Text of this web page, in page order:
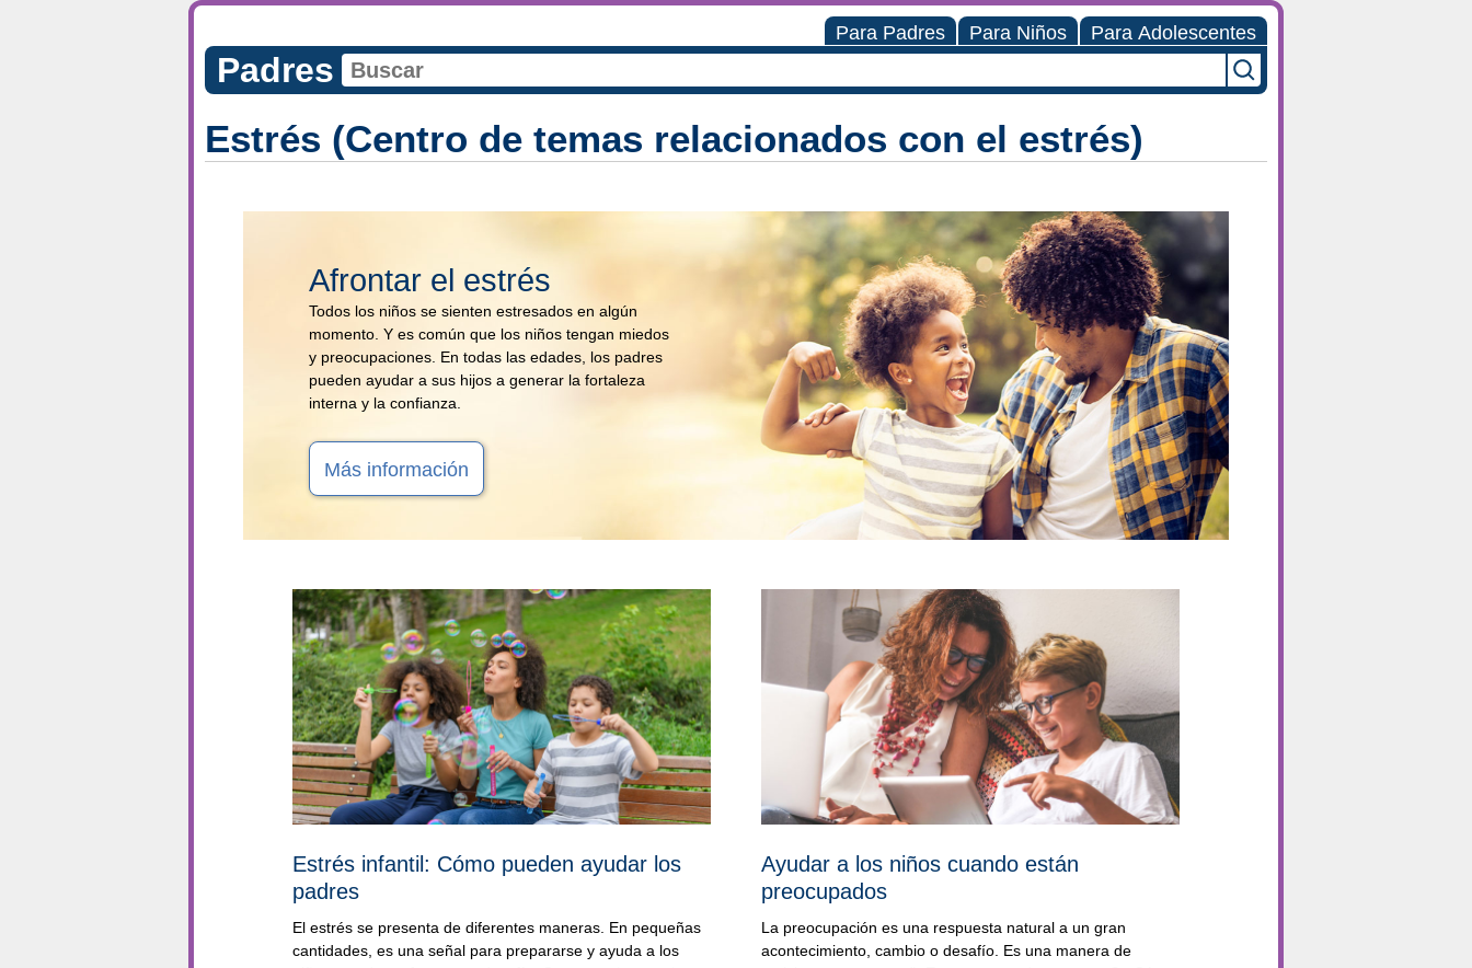
Para Padres Para Niños Para Adolescentes
Padres
Estrés (Centro de temas relacionados con el estrés)
Afrontar el estrés
Todos los niños se sienten estresados en algún
momento. Y es común que los niños tengan miedos
y preocupaciones. En todas las edades, los padres
pueden ayudar a sus hijos a generar la fortaleza
interna y la confianza.
Más información
Estrés infantil: Cómo pueden ayudar los
padres
El estrés se presenta de diferentes maneras. En pequeñas
cantidades, es una señal para prepararse y ayuda a los
Ayudar a los niños cuando están
preocupados
La preocupación es una respuesta natural a un gran
acontecimiento, cambio o desafío. Es una manera de